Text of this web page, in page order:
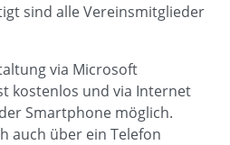
sind alle Vereinsmitglieder
via Microsoft
kostenlos und via Internet
Smartphone möglich.
auch über ein Telefon